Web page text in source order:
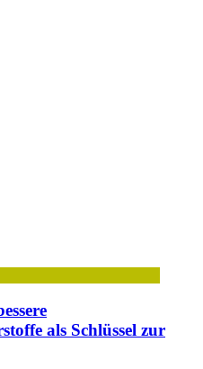
als Schlüssel zur